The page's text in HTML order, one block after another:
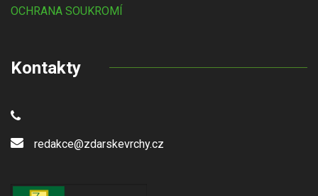
OCHRANA SOUKROMÍ
Kontakty
redakce@zdarskevrchy.cz